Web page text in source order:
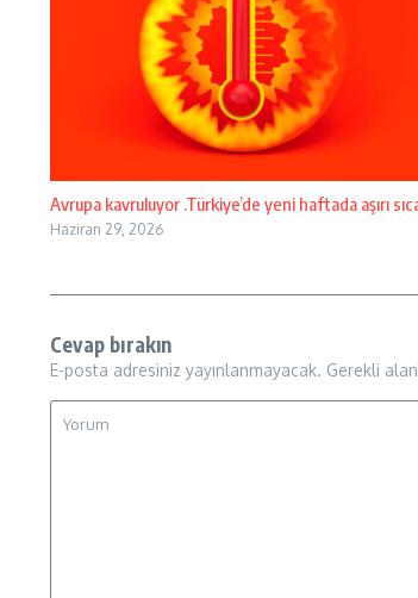
Avrupa kavruluyor .Türkiye’de yeni haftada aşırı
Haziran 29, 2026
Cevap bırakın
E-posta adresiniz yayınlanmayacak. Gerekli